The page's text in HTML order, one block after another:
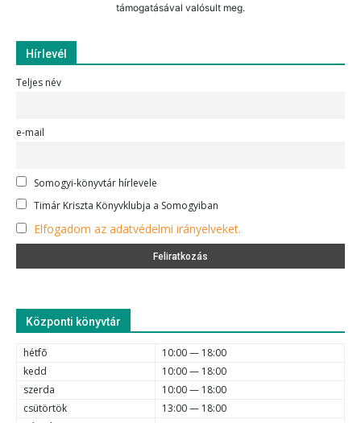
támogatásával valósult meg.
Hírlevél
Teljes név
e-mail
Somogyi-könyvtár hírlevele
Timár Kriszta Könyvklubja a Somogyiban
Elfogadom az adatvédelmi irányelveket.
Központi könyvtár
hétfõ
10:00 — 18:00
kedd
10:00 — 18:00
szerda
10:00 — 18:00
csütörtök
13:00 — 18:00